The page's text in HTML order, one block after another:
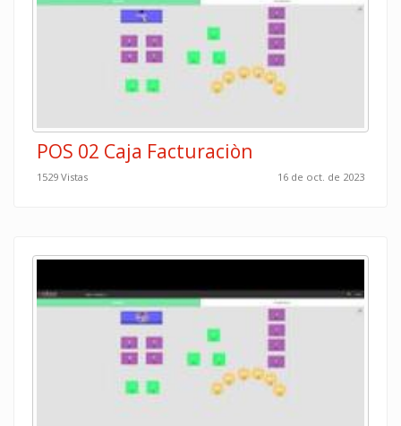
POS 02 Caja Facturaciòn
1529 Vistas 16 de oct. de 2023